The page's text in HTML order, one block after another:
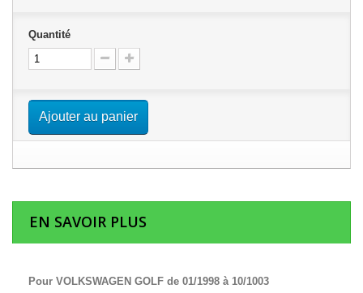
Quantité
Ajouter au panier
EN SAVOIR PLUS
Pour VOLKSWAGEN GOLF de 01/1998 à 10/1003